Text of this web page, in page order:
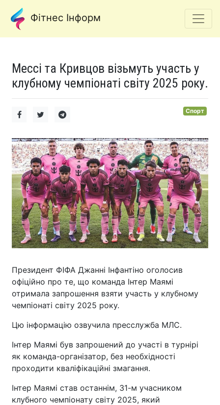
Фітнес Інформ
Мессі та Кривцов візьмуть участь у
клубному чемпіонаті світу 2025 року.
Спорт
Президент ФІФА Джанні Інфантіно оголосив
офіційно про те, що команда Інтер Маямі
отримала запрошення взяти участь у клубному
чемпіонаті світу 2025 року.
Цю інформацію озвучила пресслужба МЛС.
Інтер Маямі був запрошений до участі в турнірі
як команда-організатор, без необхідності
проходити кваліфікаційні змагання.
Інтер Маямі став останнім, 31-м учасником
клубного чемпіонату світу 2025, який